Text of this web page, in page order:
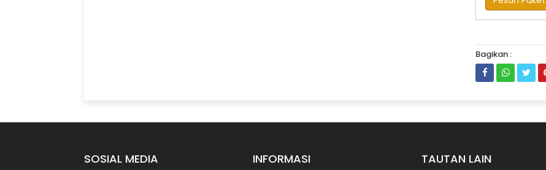
Bagikan :
SOSIAL MEDIA INFORMASI TAUTAN LAIN